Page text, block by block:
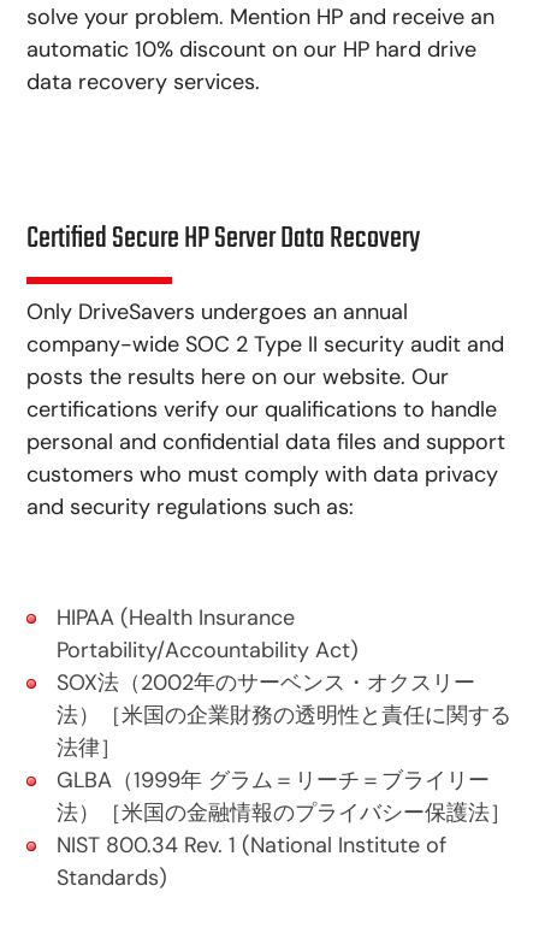
solve your problem. Mention HP and receive an
automatic 10% discount on our HP hard drive
data recovery services.
Certified Secure HP Server Data Recovery
Only DriveSavers undergoes an annual
company-wide SOC 2 Type II security audit and
posts the results here on our website. Our
certifications verify our qualifications to handle
personal and confidential data files and support
customers who must comply with data privacy
and security regulations such as:
HIPAA (Health Insurance
Portability/Accountability Act)
SOX法（2002年のサーベンス・オクスリー
法）［米国の企業財務の透明性と責任に関する
法律］
GLBA（1999年 グラム＝リーチ＝ブライリー
法）［米国の金融情報のプライバシー保護法］
NIST 800.34 Rev. 1 (National Institute of
Standards)